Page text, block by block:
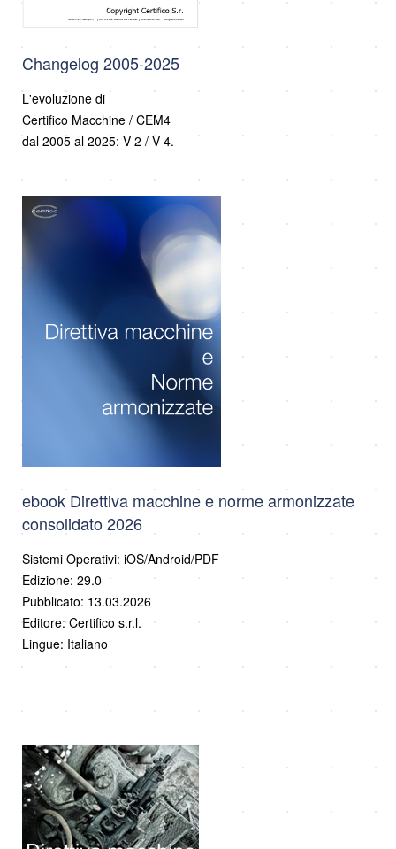
Changelog 2005-2025
L'evoluzione di
Certifico Macchine / CEM4
dal 2005 al 2025: V 2 / V 4.
ebook Direttiva macchine e norme armonizzate
consolidato 2026
Sistemi Operativi: iOS/Android/PDF
Edizione: 29.0
Pubblicato: 13.03.2026
Editore: Certifico s.r.l.
Lingue: Italiano